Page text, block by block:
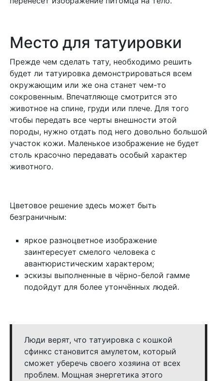
Место для татуировки
Прежде чем сделать тату, необходимо решить
будет ли татуировка демонстрироваться всем
окружающим или же она станет чем-то
сокровенным. Впечатляюще смотрится это
животное на спине, груди или плече. Для того
чтобы передать все черты внешности этой
породы, нужно отдать под него довольно большой
участок кожи. Маленькое изображение не будет
столь красочно передавать особый характер
животного.
Цветовое решение здесь может быть
безграничным:
яркое разноцветное изображение
заинтересует смелого человека с
авантюристическим характером;
эскизы выполненные в чёрно-белой гамме
подойдут для более утончённых людей.
Люди верят, что татуировка с кошкой
сфинкс становится амулетом, который
сможет уберечь своего хозяина от всех
проблем. Мощная энергетика этого